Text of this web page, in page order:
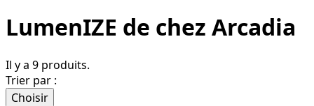
LumenIZE de chez Arcadia
Il y a 9 produits.
Trier par :
Choisir